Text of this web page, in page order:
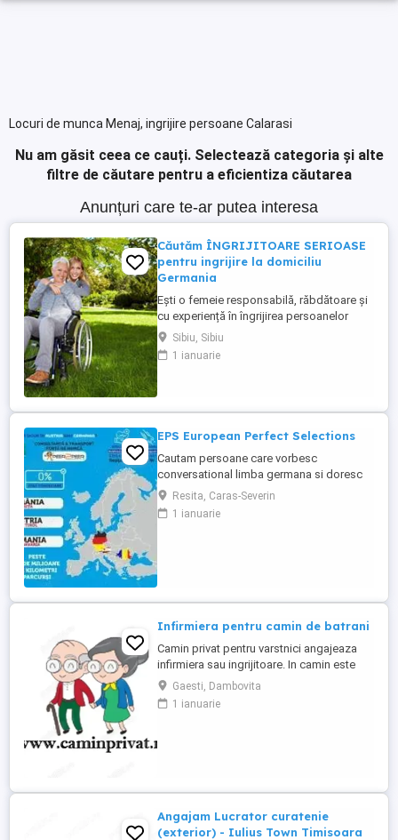
Locuri de munca Menaj, ingrijire persoane Calarasi
Nu am găsit ceea ce cauți. Selectează categoria și alte
filtre de căutare pentru a eficientiza căutarea
Anunțuri care te-ar putea interesa
Căutăm ÎNGRIJITOARE SERIOASE
pentru ingrijire la domiciliu
Germania
Ești o femeie responsabilă, răbdătoare și
cu experiență în îngrijirea persoanelor
vârstnice? Avem oportunități excelente de
lucru în Germania (îngrijire la domiciliu)!
Prin firma noastră ai oportunități excelente
Sibiu, Sibiu
1 ianuarie
EPS European Perfect Selections
Cautam persoane care vorbesc
conversational limba germana si doresc
sa lucreze in Austria si Germania. NU SE
PERCEPE COMISION Salariul este atractiv!
Va rugam sa ne contactati pentru detalii.
Resita, Caras-Severin
1 ianuarie
Infirmiera pentru camin de batrani
Camin privat pentru varstnici angajeaza
infirmiera sau ingrijitoare. In camin este
personal medical 24 7. Asiguram mesele.
Mai multe detalii, la telefon.
Gaesti, Dambovita
1 ianuarie
Angajam Lucrator curatenie
(exterior) - Iulius Town Timisoara